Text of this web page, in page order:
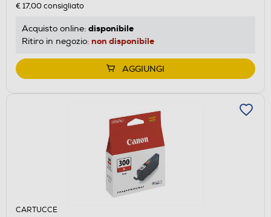
€ 17,00consigliato
Acquisto online: disponibile
Ritiro in negozio: non disponibile
AGGIUNGI
CARTUCCE